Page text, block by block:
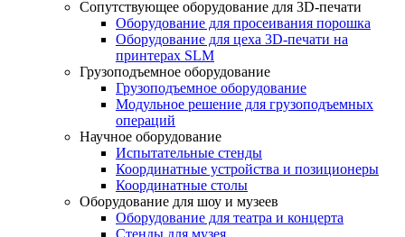
Сопутствующее оборудование для 3D-печати
Оборудование для просеивания порошка
Оборудование для цеха 3D-печати на
принтерах SLM
Грузоподъемное оборудование
Грузоподъемное оборудование
Модульное решение для грузоподъемных
операций
Научное оборудование
Испытательные стенды
Координатные устройства и позиционеры
Координатные столы
Оборудование для шоу и музеев
Оборудование для театра и концерта
Стенды для музея